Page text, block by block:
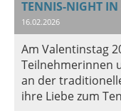
16.02.2026
Am Valentinstag
Teilnehmerinnen
an der
ihre Liebe zum